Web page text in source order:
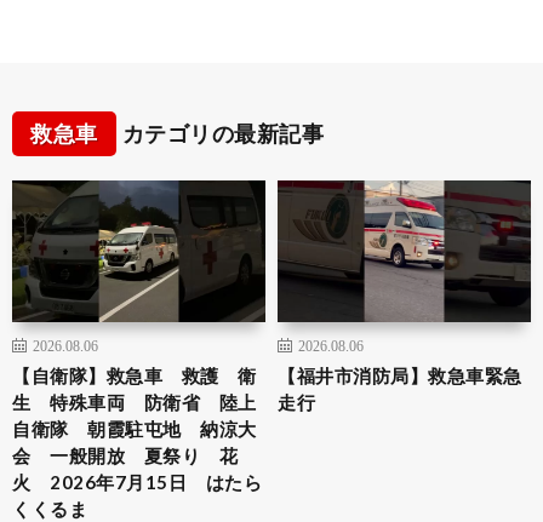
救急車 カテゴリの最新記事
2026.08.06
【自衛隊】救急車 救護 衛
生 特殊車両 防衛省 陸上
自衛隊 朝霞駐屯地 納涼大
会 一般開放 夏祭り 花
火 2026年7月15日 はたら
くくるま
2026.08.06
【福井市消防局】救急車緊急
走行